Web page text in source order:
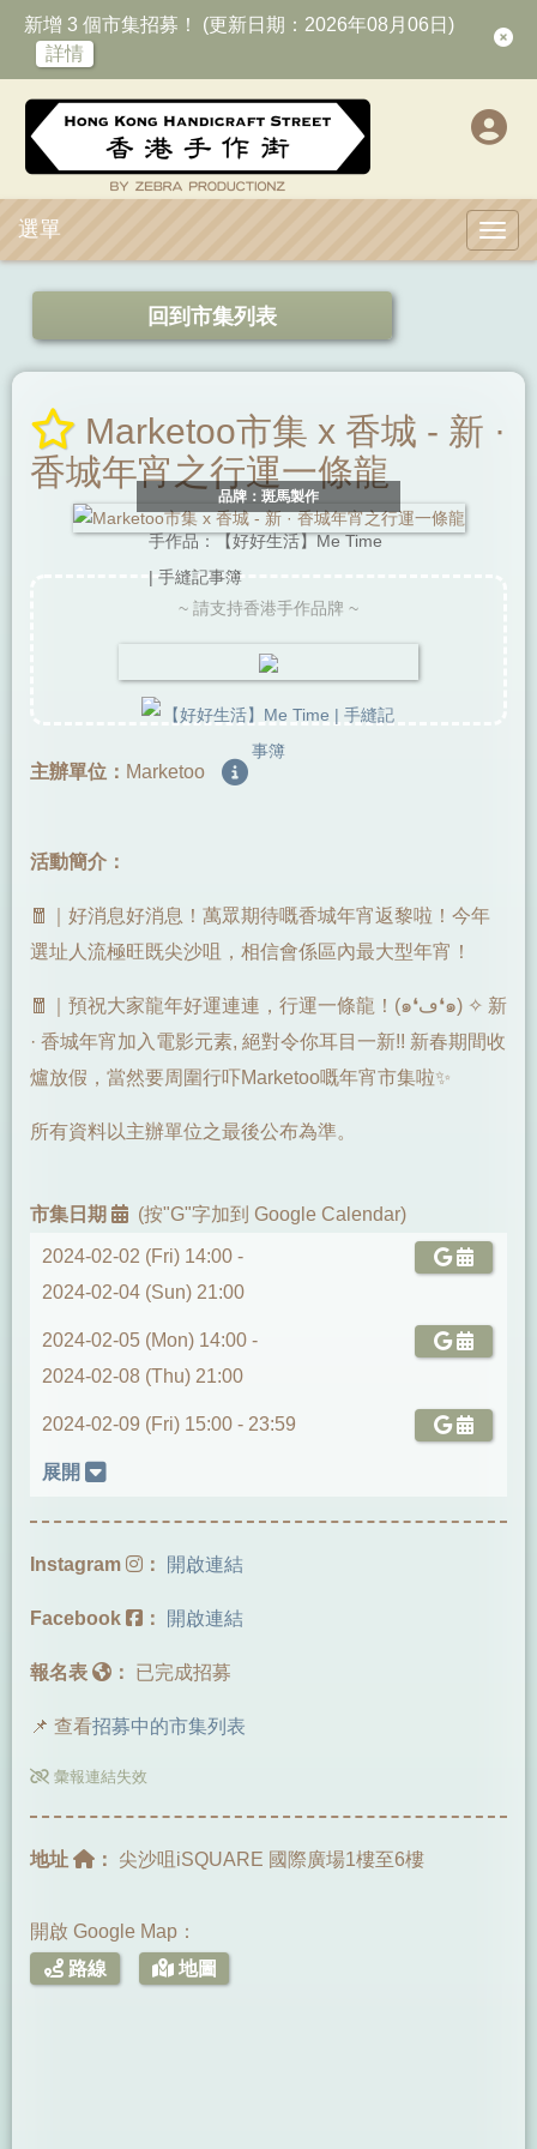
新增 3 個市集招募！ (更新日期：2026年08月06日)
詳情
選單
回到市集列表
Marketoo市集 x 香城 - 新 ·
香城年宵之行運一條龍
~ 請支持香港手作品牌 ~
品牌：斑馬製作
手作品：【好好生活】Me Time
| 手縫記事簿
主辦單位： Marketoo
活動簡介：
🧧｜好消息好消息！萬眾期待嘅香城年宵返黎啦！今年
選址人流極旺既尖沙咀，相信會係區內最大型年宵！
🧧｜預祝大家龍年好運連連，行運一條龍！(๑❛︎ڡ❛︎๑) ✧︎ 新
· 香城年宵加入電影元素, 絕對令你耳目一新!! 新春期間收
爐放假，當然要周圍行吓Marketoo嘅年宵市集啦✨
所有資料以主辦單位之最後公布為準。
市集日期 (按"G"字加到 Google Calendar)
2024-02-02 (Fri) 14:00 -
2024-02-04 (Sun) 21:00
2024-02-05 (Mon) 14:00 -
2024-02-08 (Thu) 21:00
2024-02-09 (Fri) 15:00 - 23:59
展開
Instagram ： 開啟連結
Facebook ： 開啟連結
報名表 ： 已完成招募
📌 查看招募中的市集列表
彙報連結失效
地址 ： 尖沙咀iSQUARE 國際廣場1樓至6樓
開啟 Google Map：
路線
地圖